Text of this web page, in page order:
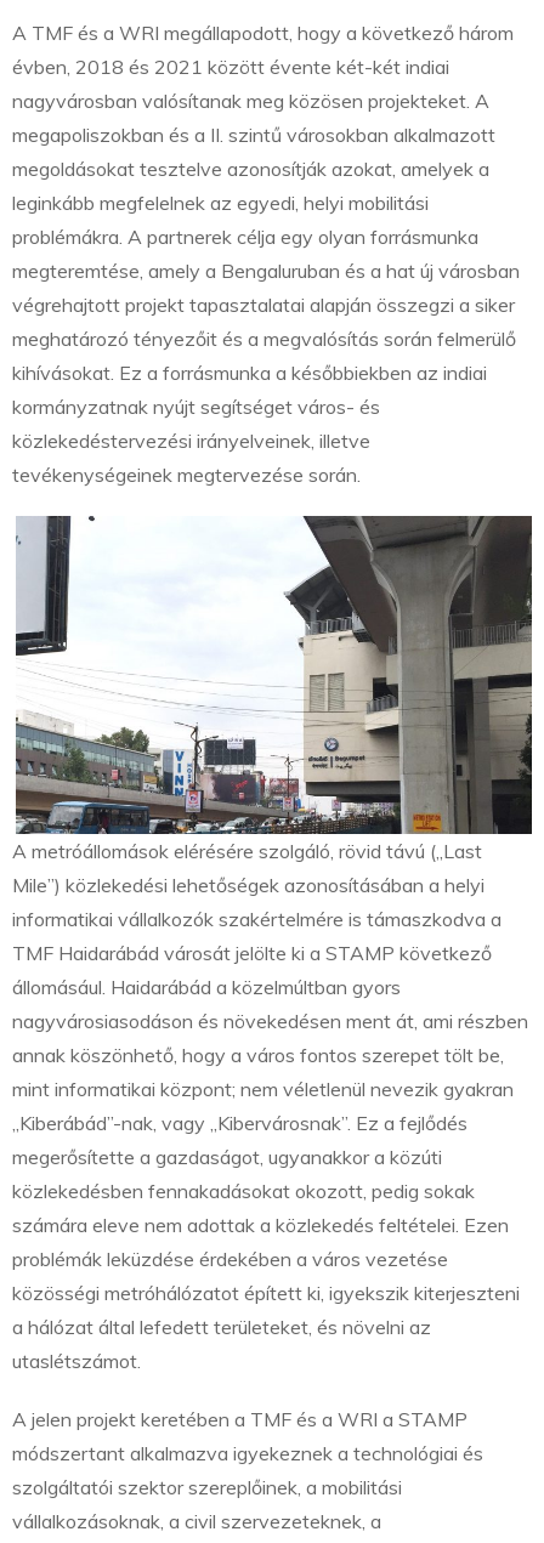
A TMF és a WRI megállapodott, hogy a következő három
évben, 2018 és 2021 között évente két-két indiai
nagyvárosban valósítanak meg közösen projekteket. A
megapoliszokban és a II. szintű városokban alkalmazott
megoldásokat tesztelve azonosítják azokat, amelyek a
leginkább megfelelnek az egyedi, helyi mobilitási
problémákra. A partnerek célja egy olyan forrásmunka
megteremtése, amely a Bengaluruban és a hat új városban
végrehajtott projekt tapasztalatai alapján összegzi a siker
meghatározó tényezőit és a megvalósítás során felmerülő
kihívásokat. Ez a forrásmunka a későbbiekben az indiai
kormányzatnak nyújt segítséget város- és
közlekedéstervezési irányelveinek, illetve
tevékenységeinek megtervezése során.
A metróállomások elérésére szolgáló, rövid távú („Last
Mile”) közlekedési lehetőségek azonosításában a helyi
informatikai vállalkozók szakértelmére is támaszkodva a
TMF Haidarábád városát jelölte ki a STAMP következő
állomásául. Haidarábád a közelmúltban gyors
nagyvárosiasodáson és növekedésen ment át, ami részben
annak köszönhető, hogy a város fontos szerepet tölt be,
mint informatikai központ; nem véletlenül nevezik gyakran
„Kiberábád”-nak, vagy „Kibervárosnak”. Ez a fejlődés
megerősítette a gazdaságot, ugyanakkor a közúti
közlekedésben fennakadásokat okozott, pedig sokak
számára eleve nem adottak a közlekedés feltételei. Ezen
problémák leküzdése érdekében a város vezetése
közösségi metróhálózatot épített ki, igyekszik kiterjeszteni
a hálózat által lefedett területeket, és növelni az
utaslétszámot.
A jelen projekt keretében a TMF és a WRI a STAMP
módszertant alkalmazva igyekeznek a technológiai és
szolgáltatói szektor szereplőinek, a mobilitási
vállalkozásoknak, a civil szervezeteknek, a